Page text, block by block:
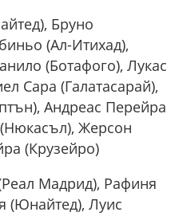
Бруно
(Ал-Итихад),
(Ботафого), Лукас
Сара (Галатасарай),
Андреас Перейра
Жерсон
(Крузейро)
Мадрид), Рафиня
(Юнайтед), Луис